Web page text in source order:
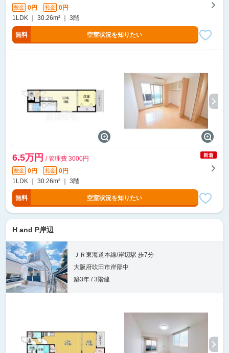
敷金 0円 礼金
0円
1LDK ｜ 30.26m² ｜ 3階
無料 空室状況を知りたい
6.5万円 / 管理費 3000円
敷金 0円 礼金
0円
1LDK ｜ 30.26m² ｜ 3階
無料 空室状況を知りたい
H and P岸辺
ＪＲ東海道本線/岸辺駅 歩7分
大阪府吹田市岸部中
築3年 / 3階建